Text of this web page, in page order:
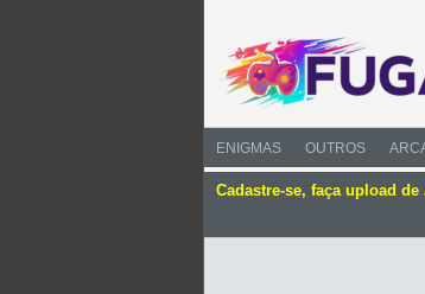
ENIGMAS OUTROS
Cadastre-se, faça upload